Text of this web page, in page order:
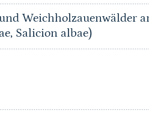
Weichholzauenwälder
Salicion albae)